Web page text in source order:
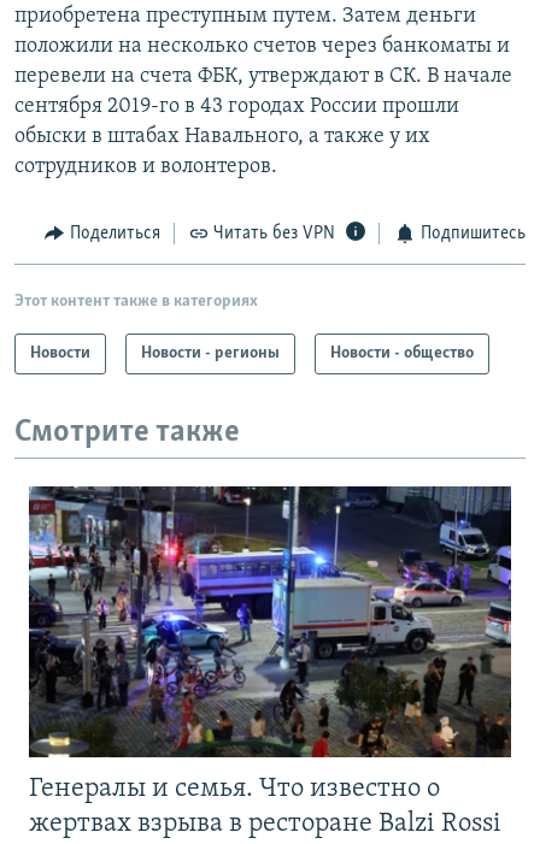
приобретена преступным путем. Затем деньги
положили на несколько счетов через банкоматы и
перевели на счета ФБК, утверждают в СК. В начале
сентября 2019-го в 43 городах России прошли
обыски в штабах Навального, а также у их
сотрудников и волонтеров.
Поделиться Читать без VPN Подпишитесь
Этот контент также в категориях
Новости Новости - регионы Новости - общество
Смотрите также
Генералы и семья. Что известно о
жертвах взрыва в ресторане Balzi Rossi